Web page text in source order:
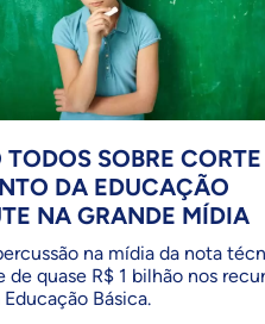
SOBRE
DA EDUCAÇÃO
NA GRANDE MÍDIA
na mídia da nota
de quase R$ 1 bilhão nos
Básica.